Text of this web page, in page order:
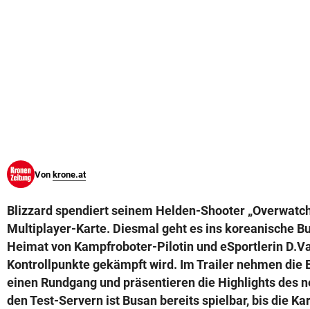
Von krone.at
Blizzard spendiert seinem Helden-Shooter
Multiplayer-Karte. Diesmal geht es ins koreanische
Heimat von Kampfroboter-Pilotin und eSportlerin
Kontrollpunkte gekämpft wird. Im Trailer nehmen die
einen Rundgang und präsentieren die Highlights des
den Test-Servern ist Busan bereits spielbar, bis die